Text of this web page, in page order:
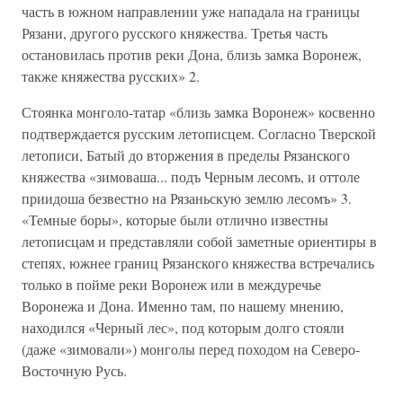
часть в южном направлении уже нападала на гра­ницы
Рязани, другого русского княжества. Третья часть
остановилась про­тив реки Дона, близь замка Воронеж,
также княжества русских» 2.
Стоянка монголо-татар «близь замка Воронеж» косвенно
подтвержда­ется русским летописцем. Согласно Тверской
летописи, Батый до вторже­ния в пределы Рязанского
княжества «зимоваша... подъ Черным лесомъ, и оттоле
приидоша безвестно на Рязаньскую землю лесомъ» 3.
«Темные бо­ры», которые были отлично известны
летописцам и представляли собой за­метные ориентиры в
степях, южнее границ Рязанского княжества встреча­лись
только в пойме реки Воронеж или в междуречье
Воронежа и Дона. Именно там, по нашему мнению,
находился «Черный лес», под которым долго стояли
(даже «зимовали») монголы перед походом на Северо-
Вос­точную Русь.